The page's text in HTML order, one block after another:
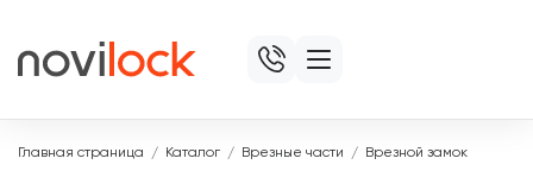
Главная страница Каталог Врезные части Врезной замок